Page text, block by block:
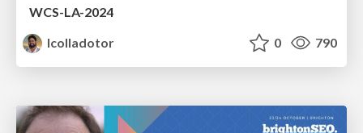
WCS-LA-2024
lcolladotor
0 790